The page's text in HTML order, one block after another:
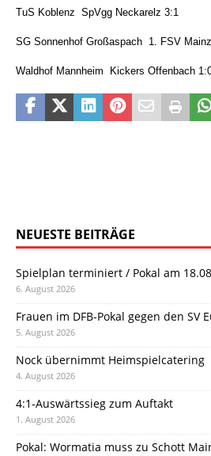
TuS Koblenz  SpVgg Neckarelz 3:1
SG Sonnenhof Großaspach  1. FSV
Waldhof Mannheim  Kickers Offenbach
NEUESTE BEITRÄGE
Spielplan terminiert / Pokal am
6. August 2026
Frauen im DFB-Pokal gegen den SV
5. August 2026
Nock übernimmt Heimspielcatering
4. August 2026
4:1-Auswärtssieg zum Auftakt
1. August 2026
Pokal: Wormatia muss zu Schott